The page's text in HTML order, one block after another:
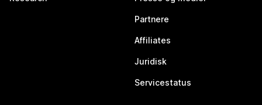
Partnere
Affiliates
Juridisk
Servicestatus